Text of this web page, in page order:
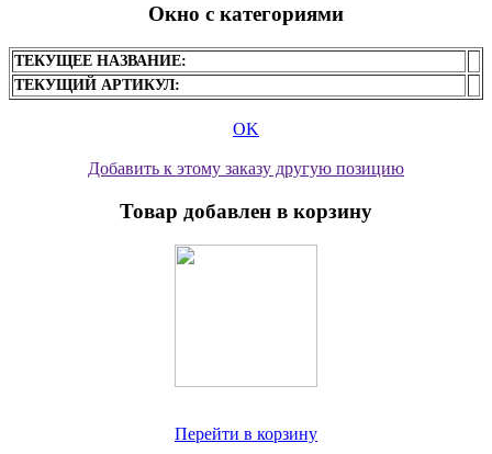
Окно с категориями
ТЕКУЩЕЕ НАЗВАНИЕ:
ТЕКУЩИЙ АРТИКУЛ:
OK
Добавить к этому заказу другую позицию
Товар добавлен в корзину
Перейти в корзину